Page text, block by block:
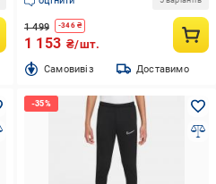
1 499 -346₴
1 153 ₴/шт.
Cамовивіз Доставимо